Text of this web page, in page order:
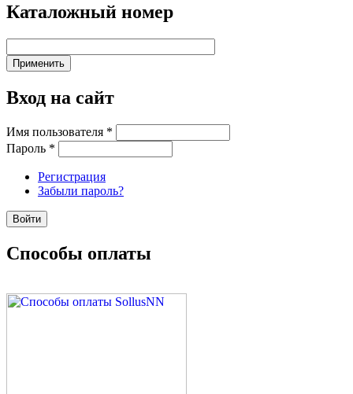
Каталожный номер
Вход на сайт
Имя пользователя *
Пароль *
Регистрация
Забыли пароль?
Способы оплаты